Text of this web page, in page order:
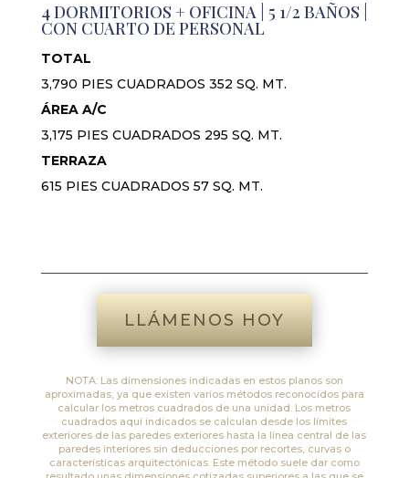
4 DORMITORIOS + OFICINA | 5 1/2 BAÑOS |
CON CUARTO DE PERSONAL
TOTAL
3,790 PIES CUADRADOS 352 SQ. MT.
ÁREA A/C
3,175 PIES CUADRADOS 295 SQ. MT.
TERRAZA
615 PIES CUADRADOS 57 SQ. MT.
LLÁMENOS HOY
NOTA: Las dimensiones indicadas en estos planos son
aproximadas, ya que existen varios métodos reconocidos para
calcular los metros cuadrados de una unidad. Los metros
cuadrados aquí indicados se calculan desde los límites
exteriores de las paredes exteriores hasta la línea central de las
paredes interiores sin deducciones por recortes, curvas o
características arquitectónicas. Este método suele dar como